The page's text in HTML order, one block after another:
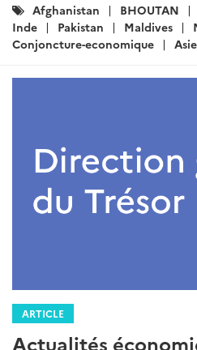
Catégories
:
Afghanistan BHOUTAN
Inde
Pakistan Maldives
Conjoncture-economique
ARTICLE
Actualités